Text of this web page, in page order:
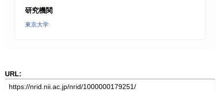
研究機関
東京大学
URL: